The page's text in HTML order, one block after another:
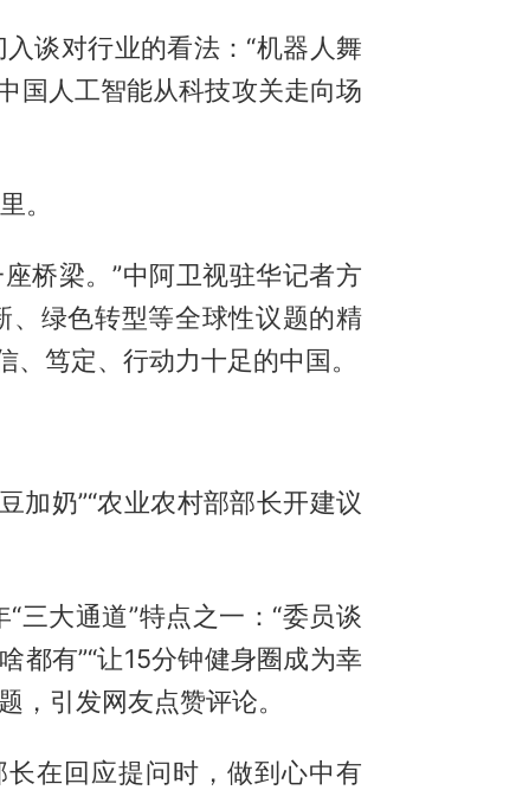
谈对行业的看法：“机器人舞
国人工智能从科技攻关走向场
。
桥梁。”中阿卫视驻华记者方
、绿色转型等全球性议题的精
、笃定、行动力十足的中国。
加奶”“农业农村部部长开建议
三大通道”特点之一：“委员谈
都有”“让15分钟健身圈成为幸
，引发网友点赞评论。
长在回应提问时，做到心中有